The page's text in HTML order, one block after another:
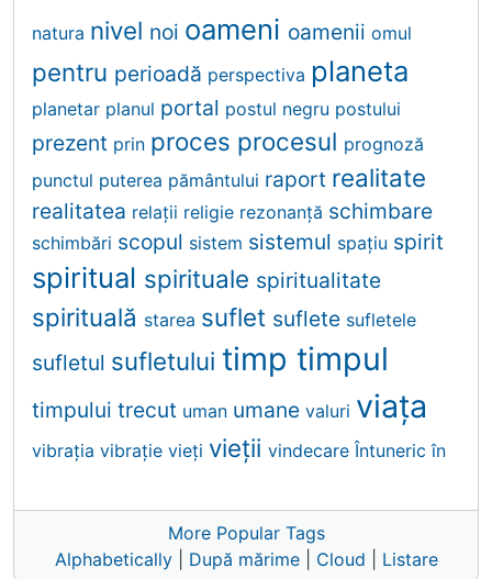
natura nivel noi oameni oamenii omul
pentru perioadă perspectiva planeta
planetar planul portal postul negru postului
prezent prin proces procesul prognoză
punctul puterea pământului raport realitate
realitatea relații religie rezonanţă schimbare
schimbări scopul sistem sistemul spațiu spirit
spiritual spirituale spiritualitate
spirituală starea suflet suflete sufletele
sufletul sufletului timp timpul
timpului trecut uman umane valuri viaţa
vibraţia vibrație vieți vieții vindecareÎntunericîn
More Popular Tags
Alphabetically| După mărime| Cloud Listare